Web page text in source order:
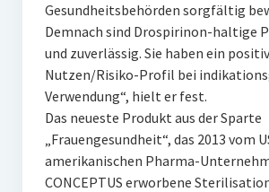
Gesundheitsbehörden sorgfältig
Demnach sind Drospirinon-haltige
und zuverlässig. Sie haben ein
Nutzen/Risiko-Profil bei
Verwendung“, hielt er fest.
Das neueste Produkt aus der Sparte
„Frauengesundheit“, das 2013 vom
amerikanischen Pharma-
CONCEPTUS erworbene